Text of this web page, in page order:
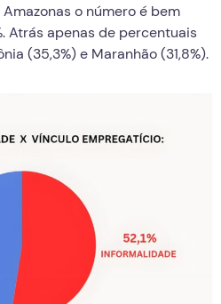
o número é bem
Atrás apenas de percentuais
(35,3%) e Maranhão (31,8%).